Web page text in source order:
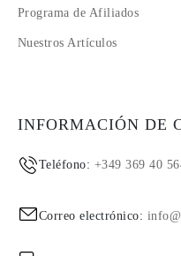
Programa de Afiliados
Nuestros Artículos
INFORMACIÓN DE
Teléfono: +349 369 40
Correo electrónico: